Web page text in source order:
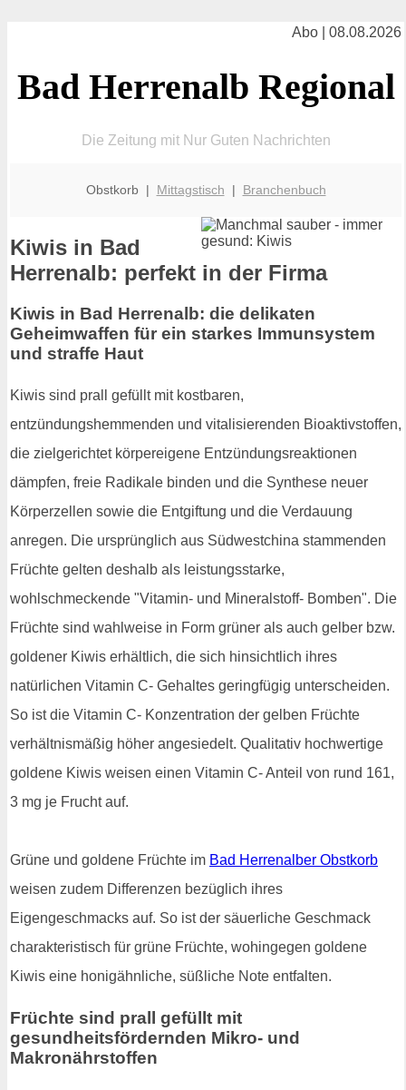
Abo | 08.08.2026
Bad Herrenalb Regional
Die Zeitung mit Nur Guten Nachrichten
Obstkorb | Mittagstisch | Branchenbuch
Kiwis in Bad
Herrenalb: perfekt in der Firma
Kiwis in Bad Herrenalb: die delikaten
Geheimwaffen für ein starkes Immunsystem
und straffe Haut
Kiwis sind prall gefüllt mit kostbaren,
entzündungshemmenden und vitalisierenden Bioaktivstoffen,
die zielgerichtet körpereigene Entzündungsreaktionen
dämpfen, freie Radikale binden und die Synthese neuer
Körperzellen sowie die Entgiftung und die Verdauung
anregen. Die ursprünglich aus Südwestchina stammenden
Früchte gelten deshalb als leistungsstarke,
wohlschmeckende "Vitamin- und Mineralstoff- Bomben". Die
Früchte sind wahlweise in Form grüner als auch gelber bzw.
goldener Kiwis erhältlich, die sich hinsichtlich ihres
natürlichen Vitamin C- Gehaltes geringfügig unterscheiden.
So ist die Vitamin C- Konzentration der gelben Früchte
verhältnismäßig höher angesiedelt. Qualitativ hochwertige
goldene Kiwis weisen einen Vitamin C- Anteil von rund 161,
3 mg je Frucht auf.
Grüne und goldene Früchte im Bad Herrenalber Obstkorb
weisen zudem Differenzen bezüglich ihres
Eigengeschmacks auf. So ist der säuerliche Geschmack
charakteristisch für grüne Früchte, wohingegen goldene
Kiwis eine honigähnliche, süßliche Note entfalten.
Früchte sind prall gefüllt mit
gesundheitsfördernden Mikro- und
Makronährstoffen